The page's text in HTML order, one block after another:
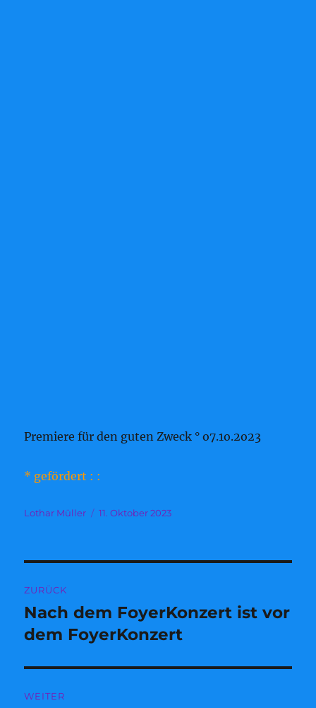
Premiere für den guten Zweck ° o7.1o.2o23
* gefördert : :
Autor
Lothar Müller
Veröffentlicht
11. Oktober 2023
ZURÜCK
Vorheriger
Beitrag:
Nach dem FoyerKonzert ist vor
dem FoyerKonzert
WEITER